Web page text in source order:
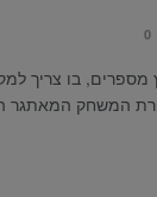
בו צריך